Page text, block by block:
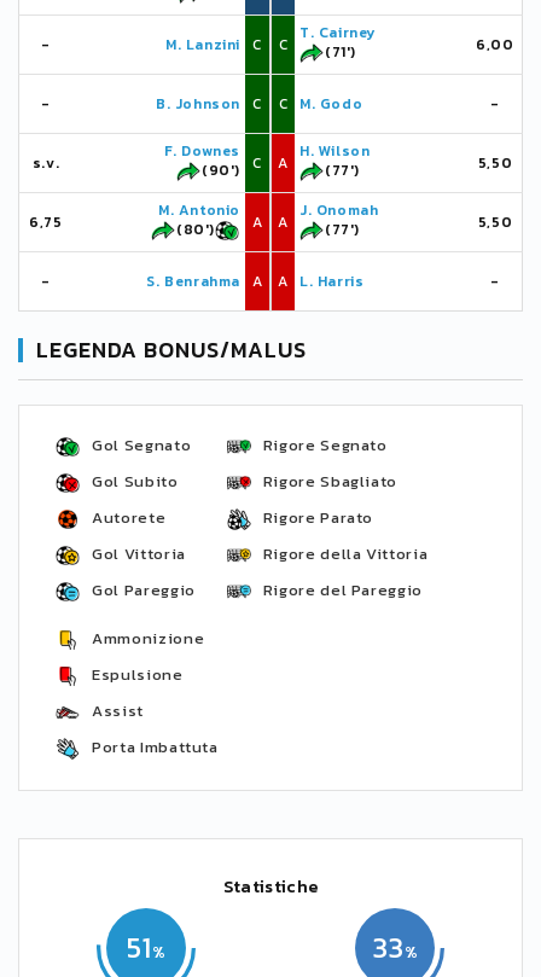
- M. Lanzini C
- B. Johnson C
s.v.
F. Downes
(90')
C
6,75
M. Antonio
(80')
A
- S. Benrahma A
C
T. Cairney
(71')
6,00
C M. Godo -
A
H. Wilson
(77')
5,50
A
J. Onomah
(77')
5,50
A L. Harris -
LEGENDA BONUS/MALUS
Gol Segnato
Gol Subito
Autorete
Gol Vittoria
Gol Pareggio
Rigore Segnato
Rigore Sbagliato
Rigore Parato
Rigore della Vittoria
Rigore del Pareggio
Ammonizione
Espulsione
Assist
Porta Imbattuta
Statistiche
51 33